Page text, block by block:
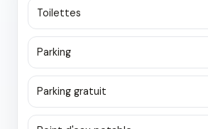
Toilettes
Parking
Parking gratuit